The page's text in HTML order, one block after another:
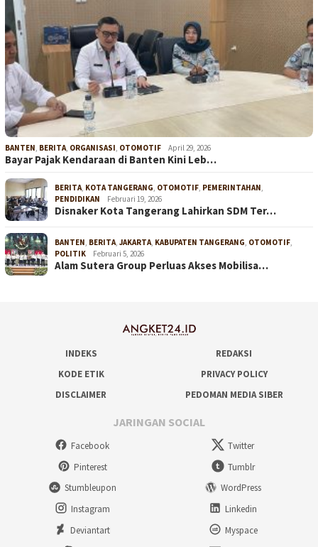
BANTEN BERITA ORGANISASI OTOMOTIF April 29, 2026
Bayar Pajak Kendaraan di Banten Kini Leb…
BERITA KOTA TANGERANG OTOMOTIF PEMERINTAHAN
PENDIDIKAN
Februari 19, 2026
Disnaker Kota Tangerang Lahirkan SDM Ter…
BANTEN BERITA JAKARTA KABUPATEN TANGERANG OTOMOTIF
POLITIK
Februari 5, 2026
Alam Sutera Group Perluas Akses Mobilisa…
INDEKS
REDAKSI
KODE ETIK
PRIVACY POLICY
DISCLAIMER
PEDOMAN MEDIA SIBER
JARINGAN SOCIAL
Facebook
Twitter
Pinterest
Tumblr
Stumbleupon
WordPress
Instagram
Linkedin
Deviantart
Myspace